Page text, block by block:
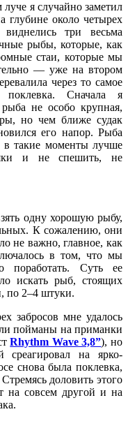
я случайно заметил
около четырех
три весьма
рыбы, которые, как
стаи, которые мы
— уже на втором
через то самое
поклевка. Сначала я
не особо крупная,
но чем ближе судак
его напор. Рыба
в такие моменты лучше
и не спешить, не
одну хорошую рыбу,
К сожалению, они
не важно, главное, как
в том, что мы
поработать. Суть ее
искать рыб, стоящих
по 2–4 штуки.
забросов мне удалось
пойманы на приманки
Rhythm Wave 3,8”), но
среагировал на ярко-
снова была поклевка,
доловить этого
на совсем другой и на